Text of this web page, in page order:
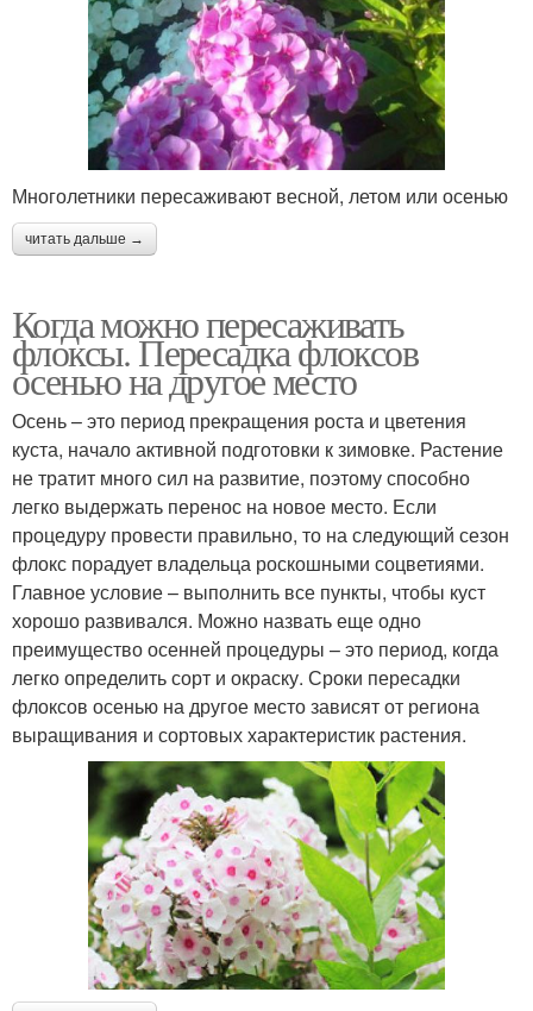
Многолетники пересаживают весной, летом или осенью
читать дальше →
Когда можно пересаживать
флоксы. Пересадка флоксов
осенью на другое место
Осень – это период прекращения роста и цветения
куста, начало активной подготовки к зимовке. Растение
не тратит много сил на развитие, поэтому способно
легко выдержать перенос на новое место. Если
процедуру провести правильно, то на следующий сезон
флокс порадует владельца роскошными соцветиями.
Главное условие – выполнить все пункты, чтобы куст
хорошо развивался. Можно назвать еще одно
преимущество осенней процедуры – это период, когда
легко определить сорт и окраску. Сроки пересадки
флоксов осенью на другое место зависят от региона
выращивания и сортовых характеристик растения.